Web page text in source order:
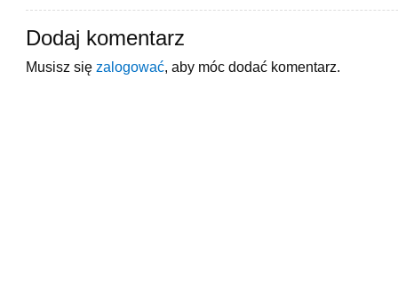
Dodaj komentarz
Musisz się zalogować , aby móc dodać komentarz.